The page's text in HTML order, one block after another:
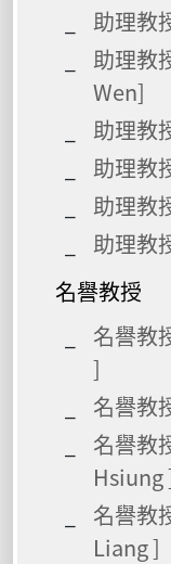
助理教
助理教
Wen]
助理教
助理教
助理教
助理教
名譽教授
名譽教
]
名譽教
名譽教
Hsiung
名譽教
Liang ]